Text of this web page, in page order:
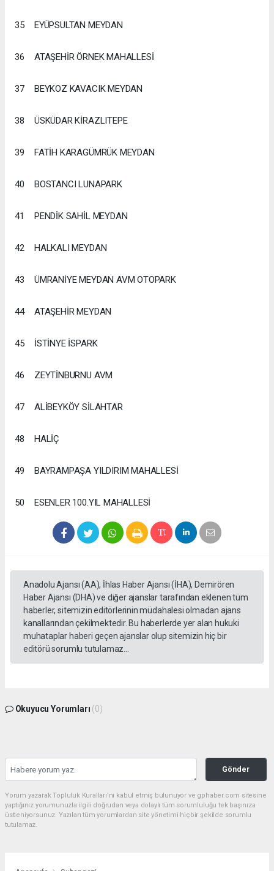
35 EYÜPSULTAN MEYDAN
36 ATAŞEHİR ÖRNEK MAHALLESİ
37 BEYKOZ KAVACIK MEYDAN
38 ÜSKÜDAR KİRAZLITEPE
39 FATİH KARAGÜMRÜK MEYDAN
40 BOSTANCI LUNAPARK
41 PENDİK SAHİL MEYDAN
42 HALKALI MEYDAN
43 ÜMRANİYE MEYDAN AVM OTOPARK
44 ATAŞEHİR MEYDAN
45 İSTİNYE İSPARK
46 ZEYTİNBURNU AVM
47 ALİBEYKÖY SİLAHTAR
48 HALİÇ
49 BAYRAMPAŞA YILDIRIM MAHALLESİ
50 ESENLER 100.YIL MAHALLESİ
Anadolu Ajansı (AA), İhlas Haber Ajansı (İHA), Demirören
Haber Ajansı (DHA) ve diğer ajanslar tarafından eklenen tüm
haberler, sitemizin editörlerinin müdahalesi olmadan ajans
kanallarından çekilmektedir. Bu haberlerde yer alan hukuki
muhataplar haberi geçen ajanslar olup sitemizin hiç bir
editörü sorumlu tutulamaz...
Okuyucu Yorumları (0)
Gönder
Yorum yazarak Topluluk Kuralları’nı kabul etmiş bulunuyor ve gphaber.com sitesine
yaptığınız yorumunuzla ilgili doğrudan veya dolaylı tüm sorumluluğu tek başınıza
üstleniyorsunuz. Yazılan tüm yorumlardan site yönetimi hiçbir şekilde sorumlu
tutulamaz.